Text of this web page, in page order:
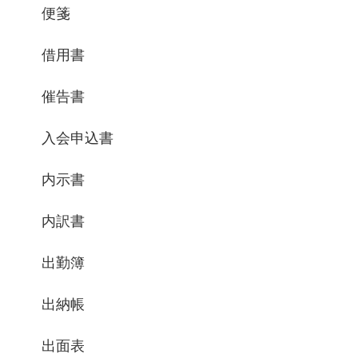
便箋
借用書
催告書
入会申込書
内示書
内訳書
出勤簿
出納帳
出面表